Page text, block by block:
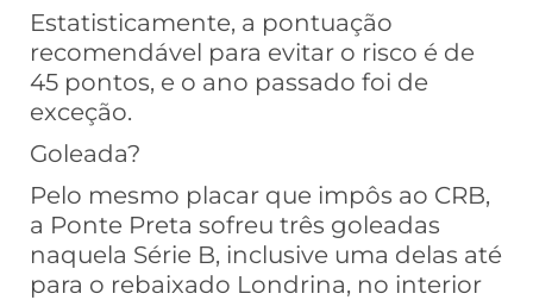
Estatisticamente, a pontuação
recomendável para evitar o risco é de
45 pontos, e o ano passado foi de
exceção.
Goleada?
Pelo mesmo placar que impôs ao CRB,
a Ponte Preta sofreu três goleadas
naquela Série B, inclusive uma delas até
para o rebaixado Londrina, no interior